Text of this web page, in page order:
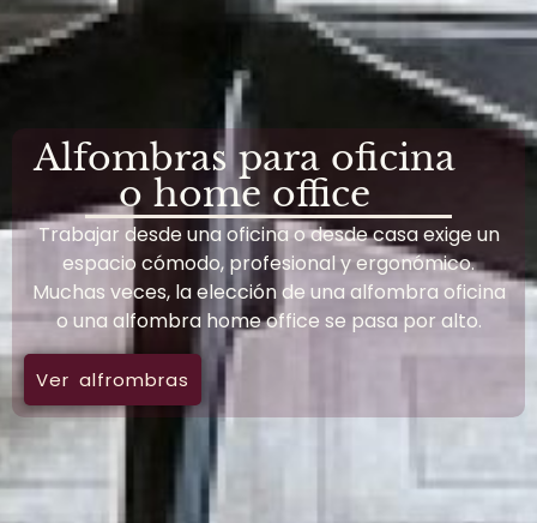
Alfombras para oficina
o home office
Trabajar desde una oficina o desde casa exige un
espacio cómodo, profesional y ergonómico.
Muchas veces, la elección de una alfombra oficina
o una alfombra home office se pasa por alto.
Ver alfrombras